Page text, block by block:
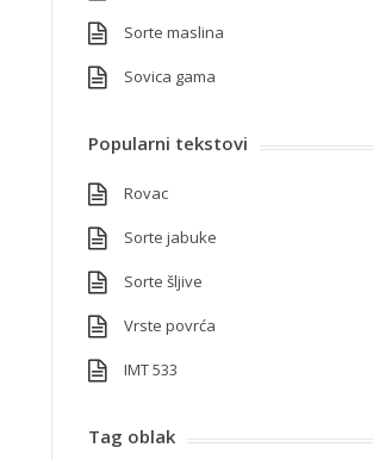
Sorte maslina
Sovica gama
Popularni tekstovi
Rovac
Sorte jabuke
Sorte šljive
Vrste povrća
IMT 533
Tag oblak